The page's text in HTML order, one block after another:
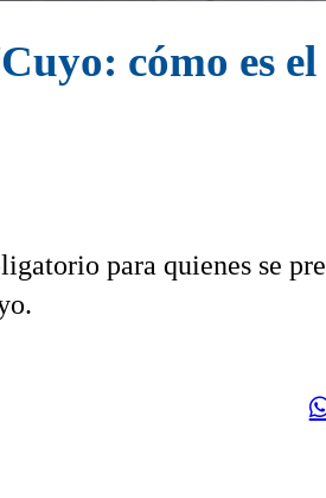
cómo es
para quienes se